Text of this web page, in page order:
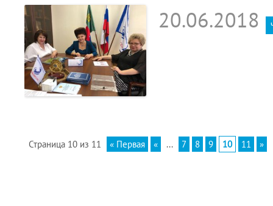
20.06.2018
Страница 10 из 11 « Первая « ... 7 8 9 10 11 »